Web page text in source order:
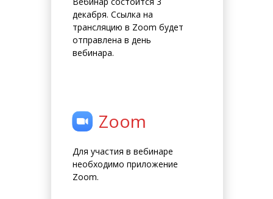
Zoom
декабря. Ссылка на
трансляцию в Zoom будет
отправлена в день
вебинара.
Для участия в вебинаре
необходимо приложение
Zoom.